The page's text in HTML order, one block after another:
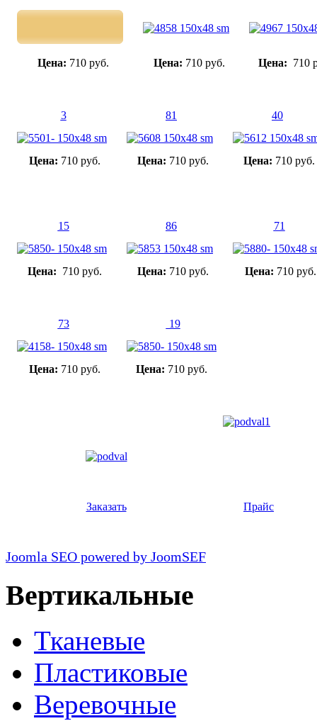
Цена: 710 руб. Цена: 710 руб. Цена: 710
3 81 40
Цена: 710 руб. Цена: 710 руб. Цена: 710 руб.
15 86 71
Цена: 710 руб. Цена: 710 руб. Цена: 710 руб.
73 19
Цена: 710 руб. Цена: 710 руб.
Заказать Прайс
Joomla SEO powered by JoomSEF
Вертикальные
Тканевые
Пластиковые
Веревочные